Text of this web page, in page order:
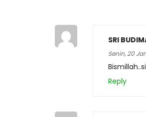
SRI
Senin, 20
Reply